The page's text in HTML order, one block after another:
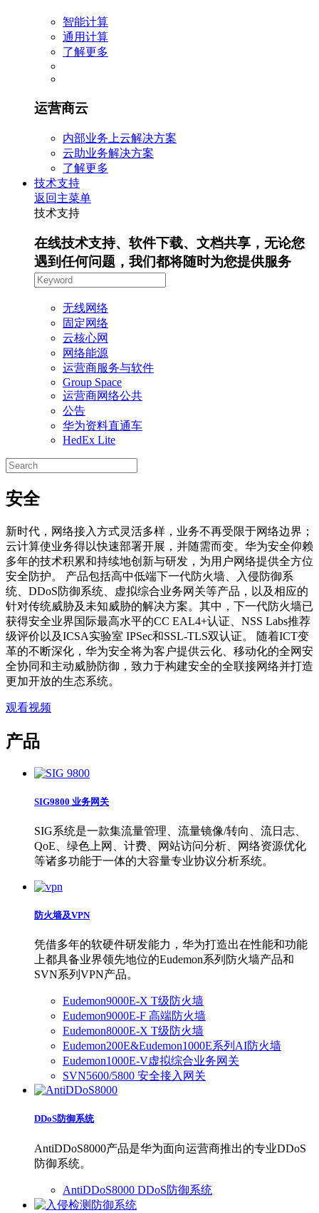
智能计算
通用计算
了解更多
运营商云
内部业务上云解决方案
云助业务解决方案
了解更多
技术支持
返回主菜单
技术支持
在线技术支持、软件下载、文档共享，无论您
遇到任何问题，我们都将随时为您提供服务
无线网络
固定网络
云核心网
网络能源
运营商服务与软件
Group Space
运营商网络公共
公告
华为资料直通车
HedEx Lite
安全
新时代，网络接入方式灵活多样，业务不再受限于网络边界；
云计算使业务得以快速部署开展，并随需而变。华为安全仰赖
多年的技术积累和持续地创新与研发，为用户网络提供全方位
安全防护。 产品包括高中低端下一代防火墙、入侵防御系
统、DDoS防御系统、虚拟综合业务网关等产品，以及相应的
针对传统威胁及未知威胁的解决方案。其中，下一代防火墙已
获得安全业界国际最高水平的CC EAL4+认证、NSS Labs推荐
级评价以及ICSA实验室 IPSec和SSL-TLS双认证。 随着ICT变
革的不断深化，华为安全将为客户提供云化、移动化的全网安
全协同和主动威胁防御，致力于构建安全的全联接网络并打造
更加开放的生态系统。
观看视频
产品
SIG9800 业务网关
SIG系统是一款集流量管理、流量镜像/转向、流日志、
QoE、绿色上网、计费、网站访问分析、网络资源优化
等诸多功能于一体的大容量专业协议分析系统。
防火墙及VPN
凭借多年的软硬件研发能力，华为打造出在性能和功能
上都具备业界领先地位的Eudemon系列防火墙产品和
SVN系列VPN产品。
Eudemon9000E-X T级防火墙
Eudemon9000E-F 高端防火墙
Eudemon8000E-X T级防火墙
Eudemon200E&Eudemon1000E系列AI防火墙
Eudemon1000E-V虚拟综合业务网关
SVN5600/5800 安全接入网关
DDoS防御系统
AntiDDoS8000产品是华为面向运营商推出的专业DDoS
防御系统。
AntiDDoS8000 DDoS防御系统